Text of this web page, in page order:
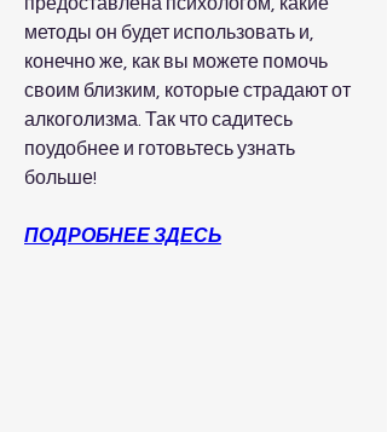
методы он будет использовать и,
конечно же, как вы можете помочь
своим близким, которые страдают от
алкоголизма. Так что садитесь
поудобнее и готовьтесь узнать
больше!
ПОДРОБНЕЕ ЗДЕСЬ